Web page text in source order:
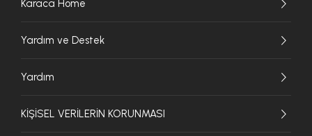
Karaca Home
Yardım ve Destek
Yardım
KİŞİSEL VERİLERİN KORUNMASI